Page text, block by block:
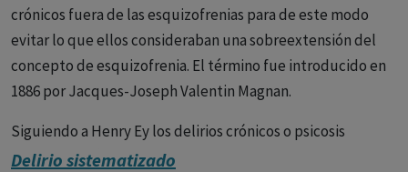
crónicos fuera de las esquizofrenias para de este modo
evitar lo que ellos consideraban una sobreextensión del
concepto de esquizofrenia. El término fue introducido en
1886 por Jacques-Joseph Valentin Magnan.
Siguiendo a Henry Ey los delirios crónicos o psicosis
delirantes crónicas pueden ser divididos en:
Delirio sistematizado